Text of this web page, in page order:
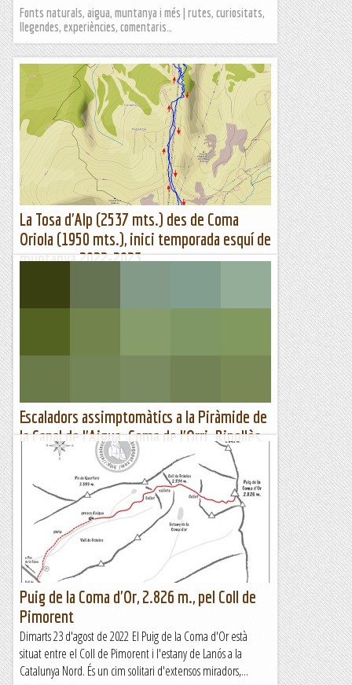
Fonts naturals, aigua, muntanya i més | rutes, curiositats,
llegendes, experiències, comentaris…
La Tosa d'Alp (2537 mts.) des de Coma
Oriola (1950 mts.), inici temporada esquí de
muntanya 2022-2023.
amb les mateixes ganes que sempre i si no us ho creieu,
Sortides a Muntanya
Escaladors assimptomàtics a la Piràmide de
la Canal de l'Aigua. Coma de l'Orri. Ripollès.
02-07-2022.
Quan comencem a sortir del bosc ja es veu el nostre
objectiu. Fa prou calor aquest juliol per començar a pensar
en anar al Pirineu, tan és així que amb el Josep...
Jaumegrimp 2
Puig de la Coma d'Or, 2.826 m., pel Coll de
Pimorent
Dimarts 23 d'agost de 2022 El Puig de la Coma d'Or està
situat entre el Coll de Pimorent i l'estany de Lanós a la
Catalunya Nord. És un cim solitari d'extensos miradors,...